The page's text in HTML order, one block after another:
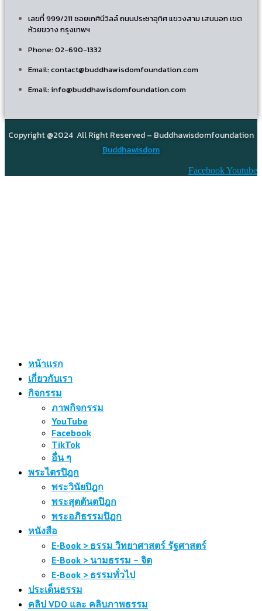
เลขที่ 999/211 ซอยเกศินีวิลล์ ถนนประชาอุทิศ แขวงสาม เสนนอก เขต
ห้วยขวาง กรุงเทพฯ
Phone: 02-690-1332
Email: contact@buddhawisdomfoundation.com
Email: info@buddhawisdomfoundation.com
Copyright @2024 All Right Reserved – Buddhawisdomfoundation
Buddhawisdom
FacebookYoutube
หน้าแรก
เกี่ยวกับเรา
กิจกรรม
ภาพกิจกรรม
YouTube
Facebook
TikTok
อื่น ๆ
พระไตรปิฎก
พระวินัยปิฎก
พระสุตตันตปิฎก
พระอภิธรรมปิฎก
หนังสือ
E-Book > ธรรม วิทยาศาสตร์ รัฐศาสตร์
E-Book > นามธรรม – จิต
E-Book > ธรรมทั่วไป
ประเด็นธรรม
คลิป VDO และ คลิบภาพธรรม